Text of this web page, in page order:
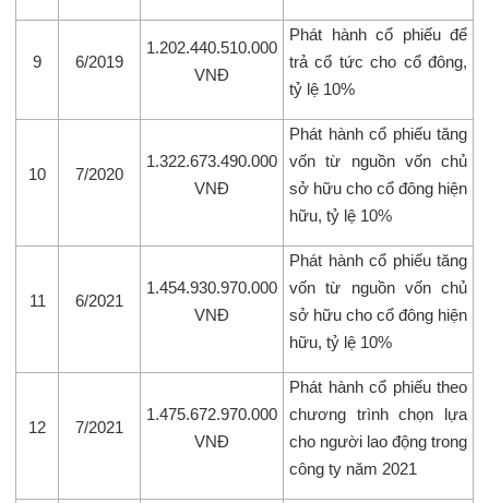
9 6/2019
1.202.440.510.000
VNĐ
Phát hành cổ phiếu để
trả cổ tức cho cổ đông,
tỷ lệ 10%
10 7/2020
1.322.673.490.000
VNĐ
Phát hành cổ phiếu tăng
vốn từ nguồn vốn chủ
sở hữu cho cổ đông hiện
hữu, tỷ lệ 10%
11 6/2021
1.454.930.970.000
VNĐ
Phát hành cổ phiếu tăng
vốn từ nguồn vốn chủ
sở hữu cho cổ đông hiện
hữu, tỷ lệ 10%
12 7/2021
1.475.672.970.000
VNĐ
Phát hành cổ phiếu theo
chương trình chọn lựa
cho người lao động trong
công ty năm 2021